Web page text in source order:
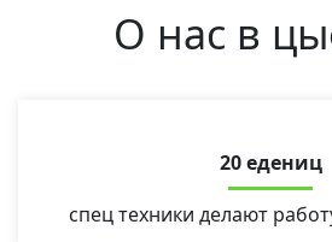
О нас в
20 едениц
спец техники делают